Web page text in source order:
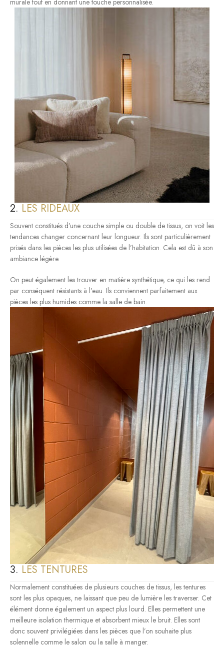
murale tout en donnant une touche personnalisée.
2. LES RIDEAUX
Souvent constitués d’une couche simple ou double de tissus, on voit les
tendances changer concernant leur longueur. Ils sont particulièrement
prisés dans les pièces les plus utilisées de l’habitation. Cela est dû à son
ambiance légère.
On peut également les trouver en matière synthétique, ce qui les rend
par conséquent résistants à l’eau. Ils conviennent parfaitement aux
pièces les plus humides comme la salle de bain.
3. LES TENTURES
Normalement constituées de plusieurs couches de tissus, les tentures
sont les plus opaques, ne laissant que peu de lumière les traverser. Cet
élément donne également un aspect plus lourd. Elles permettent une
meilleure isolation thermique et absorbent mieux le bruit. Elles sont
donc souvent privilégiées dans les pièces que l’on souhaite plus
solennelle comme le salon ou la salle à manger.